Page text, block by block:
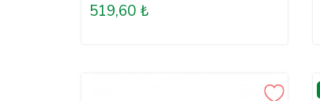
519,60 ₺